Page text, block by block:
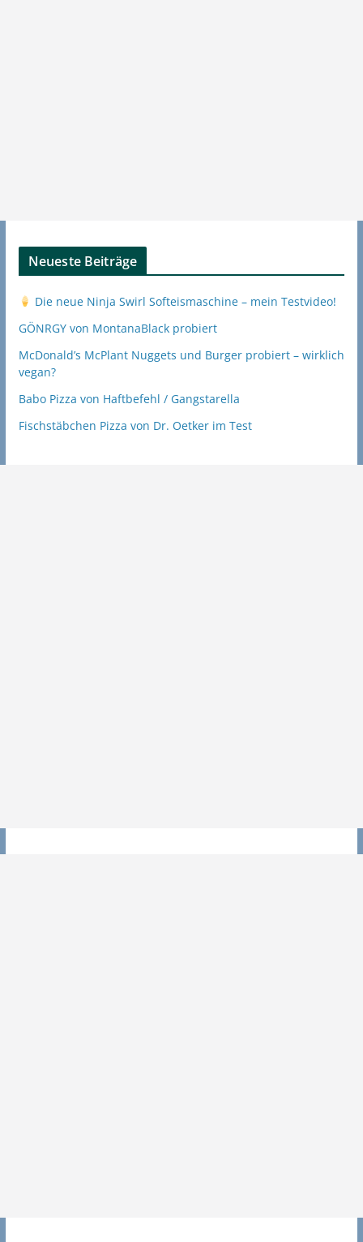
Neueste Beiträge
Die neue Ninja Swirl Softeismaschine – mein Testvideo!
GÖNRGY von MontanaBlack probiert
McDonald’s McPlant Nuggets und Burger probiert – wirklich
vegan?
Babo Pizza von Haftbefehl / Gangstarella
Fischstäbchen Pizza von Dr. Oetker im Test